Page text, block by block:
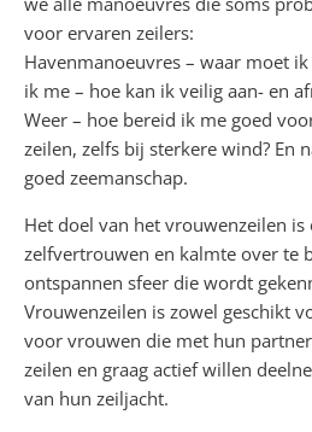
voor ervaren zeilers:
Havenmanoeuvres – waar moet
ik me – hoe kan ik veilig aan- en
Weer – hoe bereid ik me goed
zeilen, zelfs bij sterkere wind? En
goed zeemanschap.
Het doel van het vrouwenzeilen
zelfvertrouwen en kalmte over te
ontspannen sfeer die wordt
Vrouwenzeilen is zowel geschikt
voor vrouwen die met hun
zeilen en graag actief willen
van hun zeiljacht.